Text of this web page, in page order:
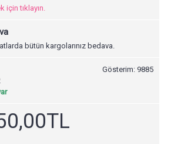
için tıklayın.
bütün kargolarınız bedava.
Gösterim: 9885